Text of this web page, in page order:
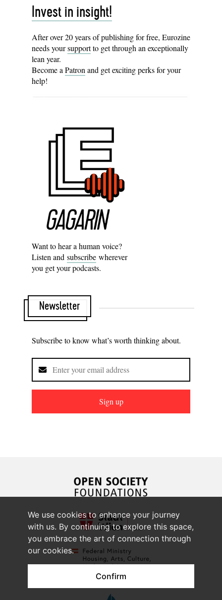
We use cookies to enhance your journey
with us. By continuing to explore this space,
you embrace the art of connection through
our cookies.
Confirm
Invest in insight!
After over 20 years of publishing for free, Eurozine
needs yoursupportto get through an exceptionally
lean year.
Become aPatronand get exciting perks for your
help!
Want to hear a human voice?
Listen and subscribe wherever
you get your podcasts.
Newsletter
Subscribe to know what’s worth thinking about.
Sign up